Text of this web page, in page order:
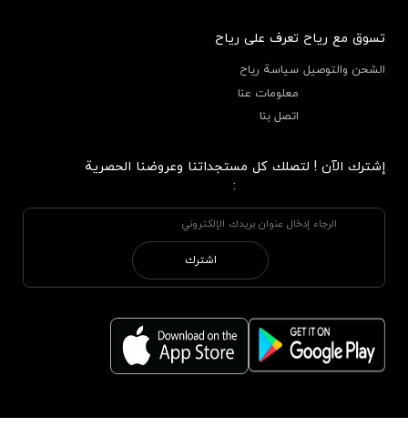
تسوق مع رياح
الشحن والتوصيل
تعرف على رياح
سياسة رياح
معلومات عنا
اتصل بنا
إشترك الآن ! لتصلك كل مستجداتنا وعروضنا الحصرية
:
اشترك